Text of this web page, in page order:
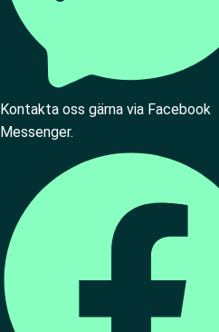
Kontakta oss gärna via Facebook
Messenger.